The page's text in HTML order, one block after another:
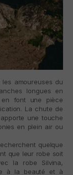
amoureuses du
longues en
en font une pièce
La chute de
une touche
en plein air ou
quelque
que leur robe soit
la robe Silvina,
à la beauté et à